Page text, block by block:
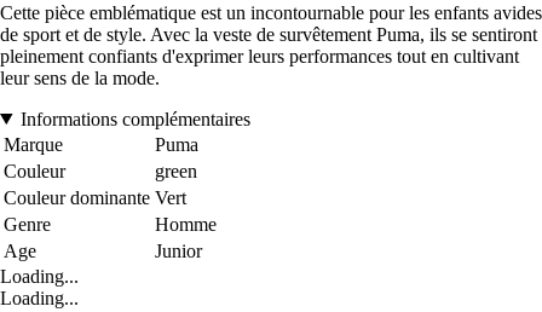
Cette pièce emblématique est un incontournable pour les enfants avides
de sport et de style. Avec la veste de survêtement Puma, ils se sentiront
pleinement confiants d'exprimer leurs performances tout en cultivant
leur sens de la mode.
Informations complémentaires
Marque
Puma
Couleur
green
Couleur dominante Vert
Genre
Homme
Age
Junior
Loading...
Loading...